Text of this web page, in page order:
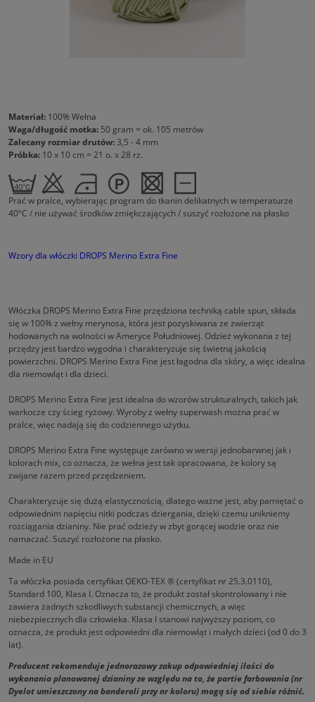
Materiał: 100% Wełna
Waga/długość motka: 50 gram = ok. 105 metrów
Zalecany rozmiar drutów:3,5 - 4 mm
Próbka: 10 x 10 cm = 21 o. x 28 rz.
Prać w pralce, wybierając program do tkanin delikatnych w temperaturze
40ºC / nie używać środków zmiękczających / suszyć rozłożone na płasko
Wzory dla włóczki DROPS Merino Extra Fine
Włóczka DROPS Merino Extra Fine przędziona techniką cable spun, składa
się w 100% z wełny merynosa, która jest pozyskiwana ze zwierząt
hodowanych na wolności w Ameryce Południowej. Odzież wykonana z tej
przędzy jest bardzo wygodna i charakteryzuje się świetną jakością
powierzchni. DROPS Merino Extra Fine jest łagodna dla skóry, a więc idealna
dla niemowląt i dla dzieci.
DROPS Merino Extra Fine jest idealna do wzorów strukturalnych, takich jak
warkocze czy ścieg ryżowy. Wyroby z wełny superwash można prać w
pralce, więc nadają się do codziennego użytku.
DROPS Merino Extra Fine występuje zarówno w wersji jednobarwnej jak i
kolorach mix, co oznacza, że wełna jest tak opracowana, że kolory są
zwijane razem przed przędzeniem.
Charakteryzuje się dużą elastycznością, dlatego ważne jest, aby pamiętać o
odpowiednim napięciu nitki podczas dziergania, dzięki czemu unikniemy
rozciągania dzianiny. Nie prać odzieży w zbyt gorącej wodzie oraz nie
namaczać. Suszyć rozłożone na płasko.
Made in EU
Ta włóczka posiada certyfikat OEKO-TEX ® (certyfikat nr 25.3.0110),
Standard 100, Klasa I. Oznacza to, że produkt został skontrolowany i nie
zawiera żadnych szkodliwych substancji chemicznych, a więc
niebezpiecznych dla człowieka. Klasa I stanowi najwyższy poziom, co
oznacza, że produkt jest odpowiedni dla niemowląt i małych dzieci (od 0 do 3
lat).
Producent rekomenduje jednorazowy zakup odpowiedniej ilości do
wykonania planowanej dzianiny ze względu na to, że partie farbowania (nr
Dyelot umieszczony na banderoli przy nr koloru) mogą się od siebie różnić.